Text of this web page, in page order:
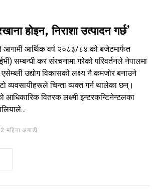
होइन, निराशा उत्पादन गर्छ’
आर्थिक वर्ष २०८३/८४ को बजेटमार्फत
सम्बन्धी कर संरचनामा गरेको परिवर्तनले नेपालमा
उद्योग विकासको लक्ष्य नै कमजोर बनाउने
व्यवसायीहरूले चिन्ता व्यक्त गर्न थालेका छन्।
आधिकारिक वितरक लक्ष्मी इन्टरकन्टिनेन्टलका
2 महिना अगाडी